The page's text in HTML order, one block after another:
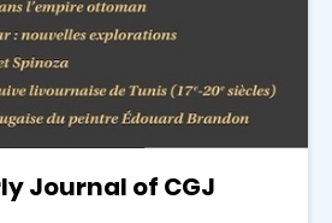
Journal of CGJ